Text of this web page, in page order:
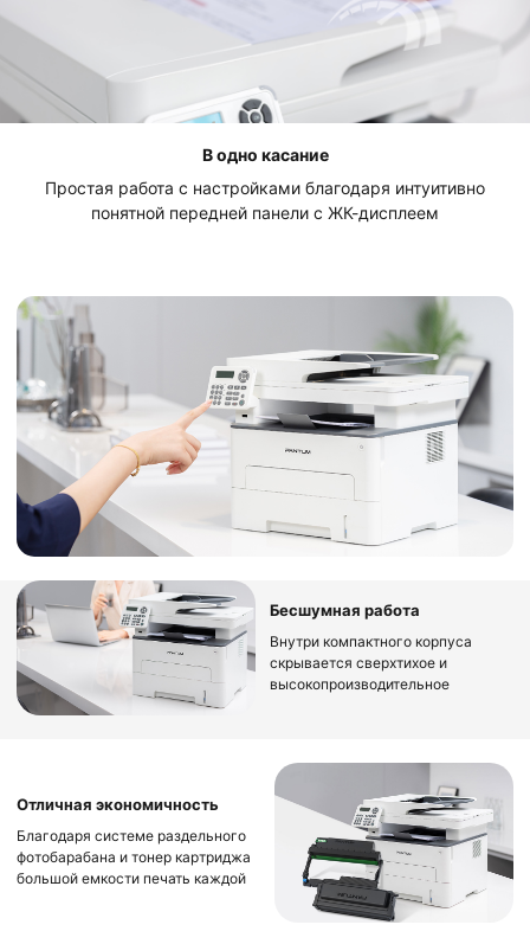
В одно касание
Простая работа с настройками благодаря интуитивно
понятной передней панели с ЖК-дисплеем
Бесшумная работа
Внутри компактного корпуса
скрывается сверхтихое и
высокопроизводительное
Отличная экономичность
Благодаря системе раздельного
фотобарабана и тонер картриджа
большой емкости печать каждой